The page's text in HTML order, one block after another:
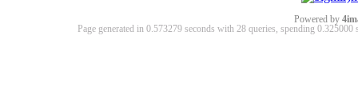
Powered by
Page generated in 0.573279 seconds with 28 queries, spending